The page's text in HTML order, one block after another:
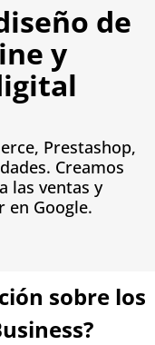
de
y
Prestashop,
Creamos
las ventas y
en Google.
sobre los